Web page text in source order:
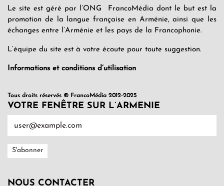
Le site est géré par l’ONG FrancoMédia dont le but est la
promotion de la langue française en Arménie, ainsi que les
échanges entre l’Arménie et les pays de la Francophonie.
L’équipe du site est à votre écoute pour toute suggestion.
Informations et conditions d’utilisation
Tous droits réservés © FrancoMédia 2012-2025
VOTRE FENÊTRE SUR L’ARMENIE
NOUS CONTACTER